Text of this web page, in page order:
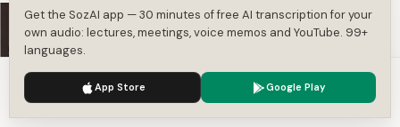
We use cookies to enhance your experience.
Get the SozAI app — 30 minutes of free AI transcription for your
own audio: lectures, meetings, voice memos and YouTube. 99+
languages.
App Store Google Play